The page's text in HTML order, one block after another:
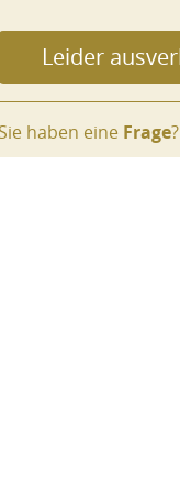
haben eine Frage?